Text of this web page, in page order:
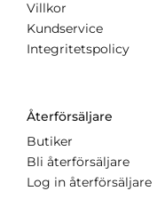
Villkor
Kundservice
Integritetspolicy
Återförsäljare
Butiker
Bli återförsäljare
Log in återförsäljare